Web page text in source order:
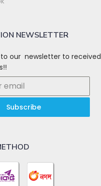
NEWSLETTER
our newsletter to received
Subscribe